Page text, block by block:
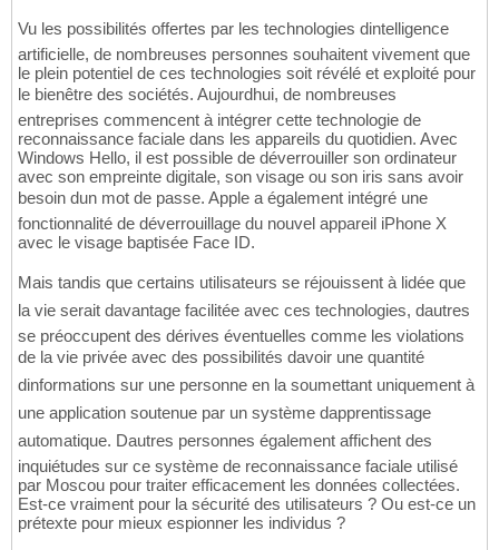
Vu les possibilités offertes par les technologies dintelligence
artificielle, de nombreuses personnes souhaitent vivement que
le plein potentiel de ces technologies soit révélé et exploité pour
le bienêtre des sociétés. Aujourdhui, de nombreuses
entreprises commencent à intégrer cette technologie de
reconnaissance faciale dans les appareils du quotidien. Avec
Windows Hello, il est possible de déverrouiller son ordinateur
avec son empreinte digitale, son visage ou son iris sans avoir
besoin dun mot de passe. Apple a également intégré une
fonctionnalité de déverrouillage du nouvel appareil iPhone X
avec le visage baptisée Face ID.
Mais tandis que certains utilisateurs se réjouissent à lidée que
la vie serait davantage facilitée avec ces technologies, dautres
se préoccupent des dérives éventuelles comme les violations
de la vie privée avec des possibilités davoir une quantité
dinformations sur une personne en la soumettant uniquement à
une application soutenue par un système dapprentissage
automatique. Dautres personnes également affichent des
inquiétudes sur ce système de reconnaissance faciale utilisé
par Moscou pour traiter efficacement les données collectées.
Est-ce vraiment pour la sécurité des utilisateurs ? Ou est-ce un
prétexte pour mieux espionner les individus ?